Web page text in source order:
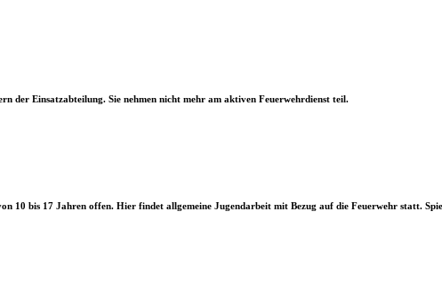
der Einsatzabteilung. Sie nehmen nicht mehr am aktiven Feuerwehrdienst teil.
10 bis 17 Jahren offen. Hier findet allgemeine Jugendarbeit mit Bezug auf die Feuerwehr statt.